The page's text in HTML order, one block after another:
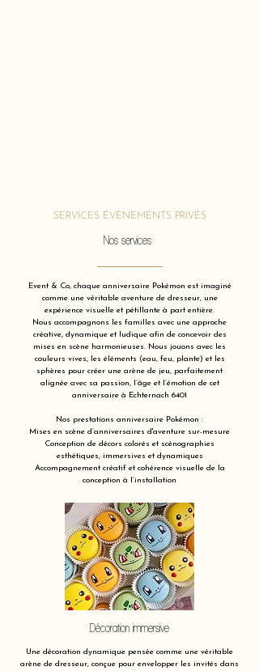
SERVICES ÉVÈNEMENTS PRIVÉS
Nos services
Event & Co, chaque anniversaire Pokémon est imaginé
comme une véritable aventure de dresseur, une
expérience visuelle et pétillante à part entière.
Nous accompagnons les familles avec une approche
créative, dynamique et ludique afin de concevoir des
mises en scène harmonieuses. Nous jouons avec les
couleurs vives, les éléments (eau, feu, plante) et les
sphères pour créer une arène de jeu, parfaitement
alignée avec sa passion, l’âge et l’émotion de cet
anniversaire à Echternach 6401
Nos prestations anniversaire Pokémon :
Mises en scène d’anniversaires d'aventure sur-mesure
Conception de décors colorés et scénographies
esthétiques, immersives et dynamiques
Accompagnement créatif et cohérence visuelle de la
conception à l’installation
Décoration immersive
Une décoration dynamique pensée comme une véritable
arène de dresseur, conçue pour envelopper les invités dans